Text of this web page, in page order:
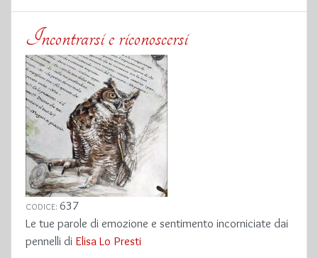
Incontrarsi e riconoscersi
CODICE: 637
Le tue parole di emozione e sentimento incorniciate dai
pennelli di Elisa Lo Presti